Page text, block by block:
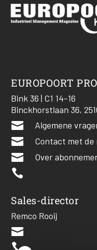
EUROPOORT
Bink 36 | C1 14-16
Binckhorstlaan 36,
 Algemene
 Contact met de
 Over

Sales-director
Remco Rooij

